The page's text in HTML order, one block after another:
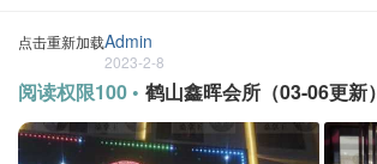
点击重新加载Admin
2023-2-8
阅读权限100 • 鹤山鑫晖会所（03-06更新）